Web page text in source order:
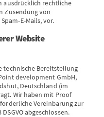
ausdrücklich rechtliche
Zusendung von
E-Mails, vor.
Website
technische Bereitstellung
development GmbH,
Deutschland (im
Wir haben mit Proof
Vereinbarung zur
abgeschlossen.